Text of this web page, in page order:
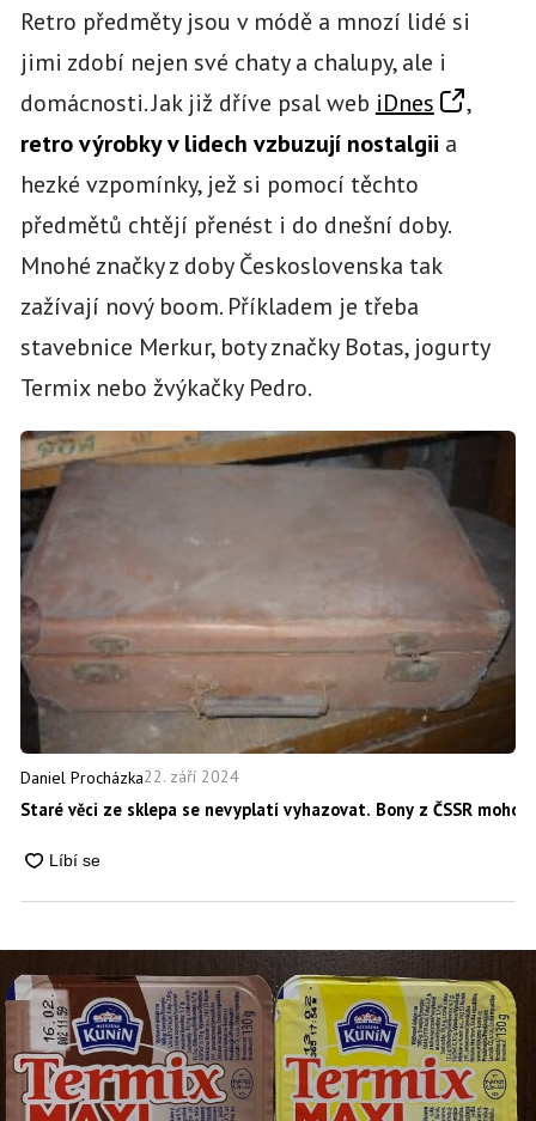
Retro předměty jsou v módě a mnozí lidé si
jimi zdobí nejen své chaty a chalupy, ale i
domácnosti. Jak již dříve psal web iDnes
,
retro výrobky v lidech vzbuzují nostalgii a
hezké vzpomínky, jež si pomocí těchto
předmětů chtějí přenést i do dnešní doby.
Mnohé značky z doby Československa tak
zažívají nový boom. Příkladem je třeba
stavebnice Merkur, boty značky Botas, jogurty
Termix nebo žvýkačky Pedro.
Daniel Procházka22. září 2024
Staré věci ze sklepa se nevyplatí vyhazovat. Bony z ČSSR